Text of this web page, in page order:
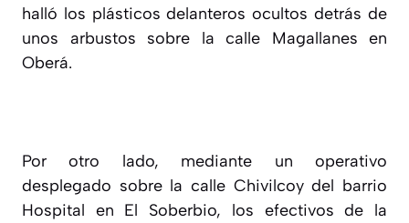
halló los plásticos delanteros ocultos detrás de
unos arbustos sobre la calle Magallanes en
Oberá.
Por otro lado, mediante un operativo
desplegado sobre la calle Chivilcoy del barrio
Hospital en El Soberbio, los efectivos de la